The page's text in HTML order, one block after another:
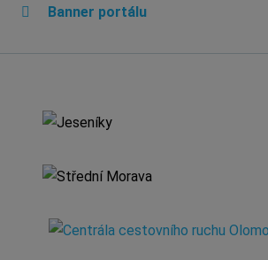
Banner portálu